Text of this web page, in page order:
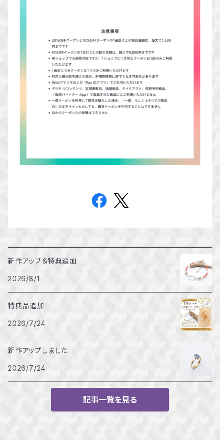
新作アップ＆特典追加
2026/8/1
特典品追加
2026/7/24
新作アップしました
2026/7/24
記事一覧を見る